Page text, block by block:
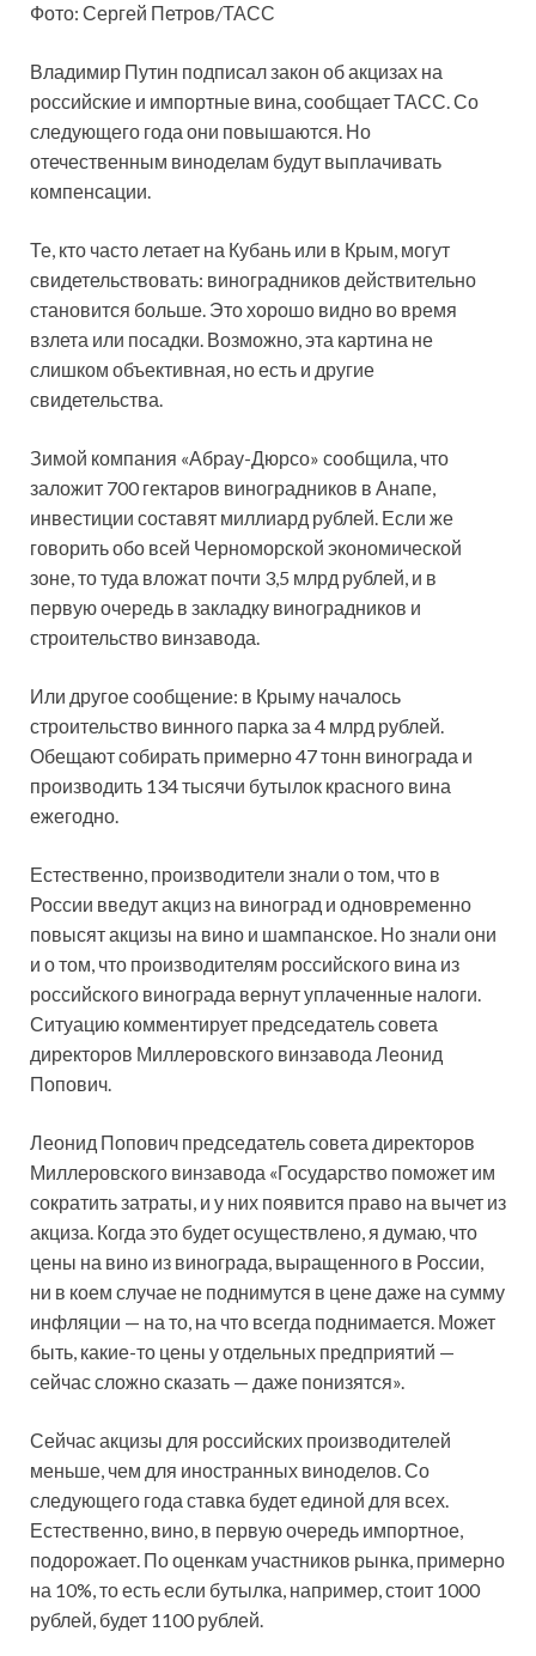
Фото: Сергей Петров/ТАСС
Владимир Путин подписал закон об акцизах на
российские и импортные вина, сообщает ТАСС. Со
следующего года они повышаются. Но
отечественным виноделам будут выплачивать
компенсации.
Те, кто часто летает на Кубань или в Крым, могут
свидетельствовать: виноградников действительно
становится больше. Это хорошо видно во время
взлета или посадки. Возможно, эта картина не
слишком объективная, но есть и другие
свидетельства.
Зимой компания «Абрау-Дюрсо» сообщила, что
заложит 700 гектаров виноградников в Анапе,
инвестиции составят миллиард рублей. Если же
говорить обо всей Черноморской экономической
зоне, то туда вложат почти 3,5 млрд рублей, и в
первую очередь в закладку виноградников и
строительство винзавода.
Или другое сообщение: в Крыму началось
строительство винного парка за 4 млрд рублей.
Обещают собирать примерно 47 тонн винограда и
производить 134 тысячи бутылок красного вина
ежегодно.
Естественно, производители знали о том, что в
России введут акциз на виноград и одновременно
повысят акцизы на вино и шампанское. Но знали они
и о том, что производителям российского вина из
российского винограда вернут уплаченные налоги.
Ситуацию комментирует председатель совета
директоров Миллеровского винзавода Леонид
Попович.
Леонид Попович председатель совета директоров
Миллеровского винзавода «Государство поможет им
сократить затраты, и у них появится право на вычет из
акциза. Когда это будет осуществлено, я думаю, что
цены на вино из винограда, выращенного в России,
ни в коем случае не поднимутся в цене даже на сумму
инфляции — на то, на что всегда поднимается. Может
быть, какие-то цены у отдельных предприятий —
сейчас сложно сказать — даже понизятся».
Сейчас акцизы для российских производителей
меньше, чем для иностранных виноделов. Со
следующего года ставка будет единой для всех.
Естественно, вино, в первую очередь импортное,
подорожает. По оценкам участников рынка, примерно
на 10%, то есть если бутылка, например, стоит 1000
рублей, будет 1100 рублей.